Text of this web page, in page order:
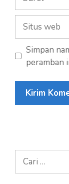
Situs
web
Simpan
peramban
Cari
untuk: